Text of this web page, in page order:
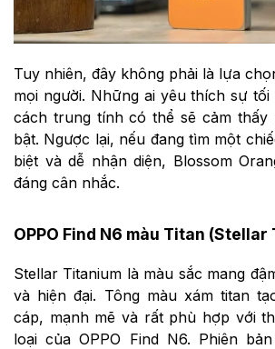
Tuy nhiên, đây không phải là lựa
mọi người. Những ai yêu thích sự
cách trung tính có thể sẽ cảm thấy
bật. Ngược lại, nếu đang tìm một
biệt và dễ nhận diện, Blossom
đáng cân nhắc.
OPPO Find N6 màu Titan (Stellar
Stellar Titanium là màu sắc mang
và hiện đại. Tông màu xám titan
cáp, mạnh mẽ và rất phù hợp với
loại của OPPO Find N6. Phiên